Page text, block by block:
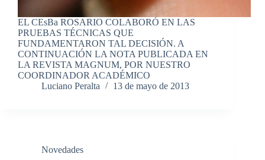
EL CEsBa ROSARIO COLABORÓ EN LAS
PRUEBAS TÉCNICAS QUE
FUNDAMENTARON TAL DECISIÓN. A
CONTINUACIÓN LA NOTA PUBLICADA EN
LA REVISTA MAGNUM, POR NUESTRO
COORDINADOR ACADÉMICO
Luciano Peralta
13 de mayo de 2013
Novedades